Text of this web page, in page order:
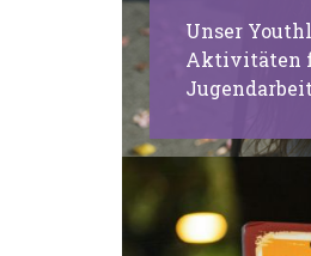
Unser
Aktivitäten